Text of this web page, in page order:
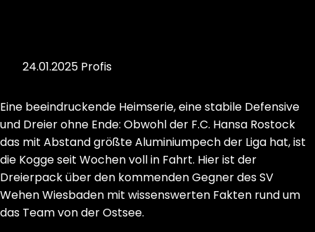
24.01.2025 Profis
Eine beeindruckende Heimserie, eine stabile Defensive
und Dreier ohne Ende: Obwohl der F.C. Hansa Rostock
das mit Abstand größte Aluminiumpech der Liga hat, ist
die Kogge seit Wochen voll in Fahrt. Hier ist der
Dreierpack über den kommenden Gegner des SV
Wehen Wiesbaden mit wissenswerten Fakten rund um
das Team von der Ostsee.